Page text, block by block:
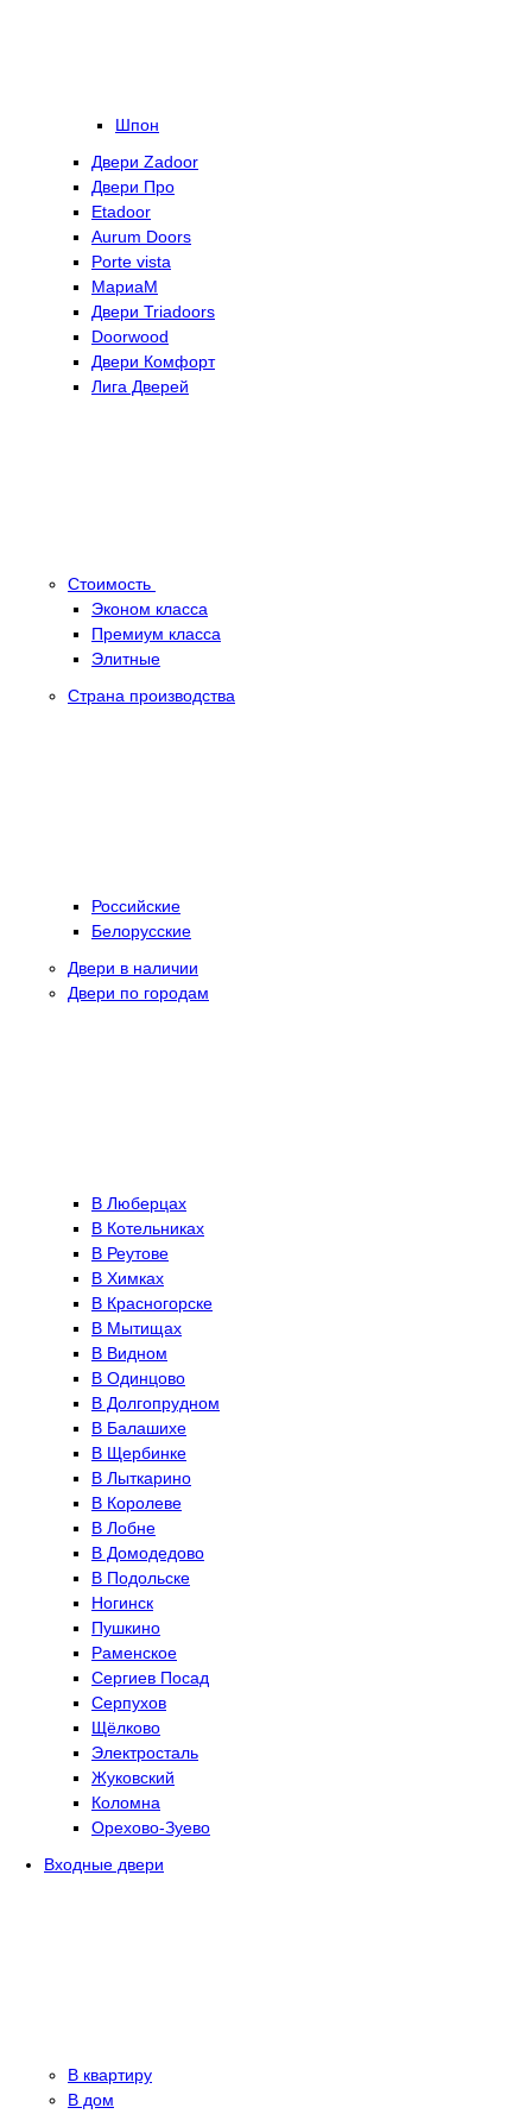
Шпон
Двери Zadoor
Двери Про
Etadoor
Aurum Doors
Porte vista
МариаМ
Двери Triadoors
Doorwood
Двери Комфорт
Лига Дверей
Стоимость
Эконом класса
Премиум класса
Элитные
Страна производства
Российские
Белорусские
Двери в наличии
Двери по городам
В Люберцах
В Котельниках
В Реутове
В Химках
В Красногорске
В Мытищах
В Видном
В Одинцово
В Долгопрудном
В Балашихе
В Щербинке
В Лыткарино
В Королеве
В Лобне
В Домодедово
В Подольске
Ногинск
Пушкино
Раменское
Сергиев Посад
Серпухов
Щёлково
Электросталь
Жуковский
Коломна
Орехово-Зуево
Входные двери
В квартиру
В дом